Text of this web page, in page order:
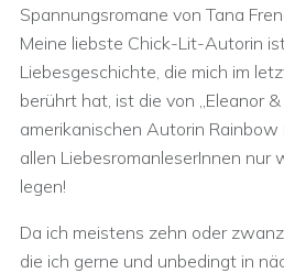
Spannungsromane von Tana
Meine liebste Chick-Lit-Autorin
Liebesgeschichte, die mich im
berührt hat, ist die von „Eleanor
amerikanischen Autorin Rainbow
allen LiebesromanleserInnen nur
legen!
Da ich meistens zehn oder
die ich gerne und unbedingt in